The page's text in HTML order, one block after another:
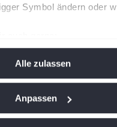
Symbol ändern oder
nach bestimmten
persönlichen Daten
Alle zulassen
Anpassen